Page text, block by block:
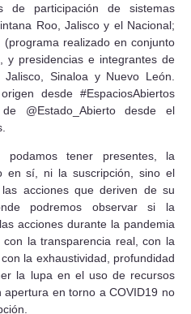
de participación de sistemas
Roo, Jalisco y el Nacional;
realizado en conjunto
y presidencias e integrantes de
Sinaloa y Nuevo León.
desde #EspaciosAbiertos
@Estado_Abierto desde el
podamos tener presentes, la
en sí, ni la suscripción, sino el
acciones que deriven de su
podremos observar si la
acciones durante la pandemia
la transparencia real, con la
la exhaustividad, profundidad
la lupa en el uso de recursos
apertura en torno a COVID19 no